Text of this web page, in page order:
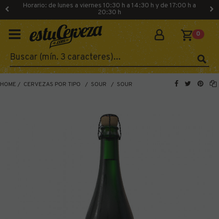
Horario: de lunes a viernes 10:30 h a 14:30 h y de 17:00 h a
20:30 h
0
HOME CERVEZAS POR TIPO SOUR SOUR